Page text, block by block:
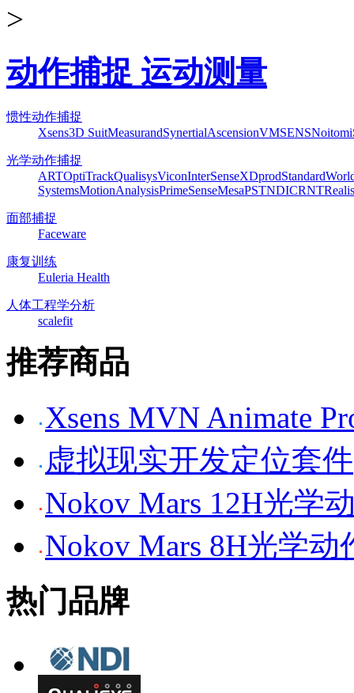
>
动作捕捉 运动测量
惯性动作捕捉
Xsens3D SuitMeasurandSynertialAscensionVMSENSNoitom
光学动作捕捉
ARTOptiTrackQualisysViconInterSenseXDprodStandard
SystemsMotionAnalysisPrimeSenseMesaPSTNDICRNTRealis
面部捕捉
Faceware
康复训练
Euleria Health
人体工程学分析
scalefit
推荐商品
Xsens MVN Animate
虚拟现实开发定位套件
Nokov Mars 12H光学
Nokov Mars 8H光学动
热门品牌